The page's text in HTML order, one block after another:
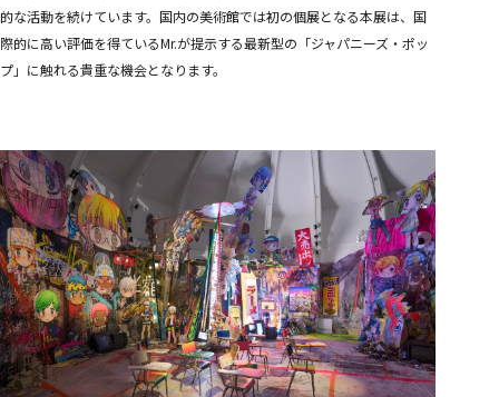
的な活動を続けています。国内の美術館では初の個展となる本展は、国
際的に高い評価を得ているMr.が提示する最新型の「ジャパニーズ・ポッ
プ」に触れる貴重な機会となります。